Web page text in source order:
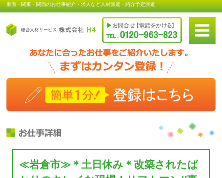
東海・関東・関西のお仕事紹介・求人など人材派遣・紹介予定派遣
≪岩倉市≫＊土日休み＊改築されたば